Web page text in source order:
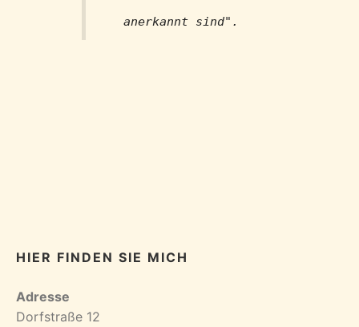
anerkannt sind".
HIER FINDEN SIE MICH
Adresse
Dorfstraße 12